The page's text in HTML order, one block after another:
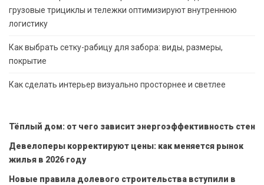
грузовые трициклы и тележки оптимизируют внутреннюю
логистику
Как выбрать сетку-рабицу для забора: виды, размеры,
покрытие
Как сделать интерьер визуально просторнее и светлее
Тёплый дом: от чего зависит энергоэффективность стен
Девелоперы корректируют цены: как меняется рынок
жилья в 2026 году
Новые правила долевого строительства вступили в